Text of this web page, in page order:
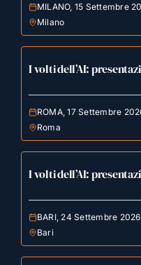
MILANO, 15 Settembre
Milano
I volti dell’AI:
ROMA, 17 Settembre
Roma
I volti dell’AI:
BARI, 24 Settembre
Bari